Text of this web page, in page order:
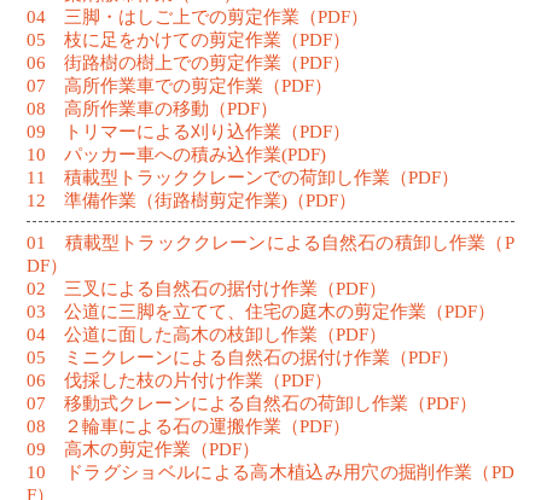
04 三脚・はしご上での剪定作業（PDF）
05 枝に足をかけての剪定作業（PDF）
06 街路樹の樹上での剪定作業（PDF）
07 高所作業車での剪定作業（PDF）
08 高所作業車の移動（PDF）
09 トリマーによる刈り込作業（PDF）
10 パッカー車への積み込作業(PDF)
11 積載型トラッククレーンでの荷卸し作業（PDF）
12 準備作業（街路樹剪定作業)（PDF）
01 積載型トラッククレーンによる自然石の積卸し作業（P
DF）
02 三叉による自然石の据付け作業（PDF）
03 公道に三脚を立てて、住宅の庭木の剪定作業（PDF）
04 公道に面した高木の枝卸し作業（PDF）
05 ミニクレーンによる自然石の据付け作業（PDF）
06 伐採した枝の片付け作業（PDF）
07 移動式クレーンによる自然石の荷卸し作業（PDF）
08 ２輪車による石の運搬作業（PDF）
09 高木の剪定作業（PDF）
10 ドラグショベルによる高木植込み用穴の掘削作業（PD
F）